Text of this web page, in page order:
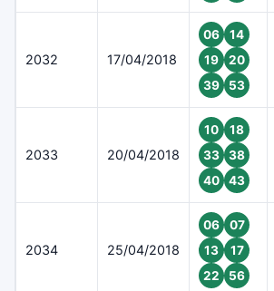
2032 17/04/2018
06
14
19
20
39
53
2033 20/04/2018
10
18
33
38
40
43
2034 25/04/2018
06
07
13
17
22
56